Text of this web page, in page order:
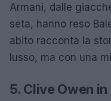
Armani, dalle
seta, hanno reso
abito racconta la
lusso, ma con una
5. Clive Owen